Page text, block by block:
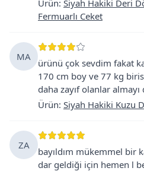
Ürün: Siyah Hakiki Deri
Fermuarlı Ceket
MA
ürünü çok sevdim fakat
170 cm boy ve 77 kg
daha zayıf olanlar
Ürün: Siyah Hakiki Kuzu
ZA
bayıldım mükemmel bir
dar geldiği için hemen l